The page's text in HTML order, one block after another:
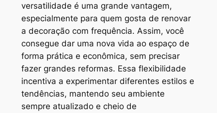
versatilidade é uma grande vantagem,
especialmente para quem gosta de renovar
a decoração com frequência. Assim, você
consegue dar uma nova vida ao espaço de
forma prática e econômica, sem precisar
fazer grandes reformas. Essa flexibilidade
incentiva a experimentar diferentes estilos e
tendências, mantendo seu ambiente
sempre atualizado e cheio de